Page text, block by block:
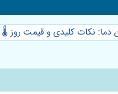
دما: نکات کلیدی و قیمت روز 🌡️